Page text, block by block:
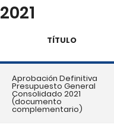
2021
TÍTULO
Aprobación Definitiva
Presupuesto General
Consolidado 2021
(documento
complementario)